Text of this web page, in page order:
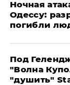
​Ночная
Одессу:
погибли
Под
"Волна
"душить"